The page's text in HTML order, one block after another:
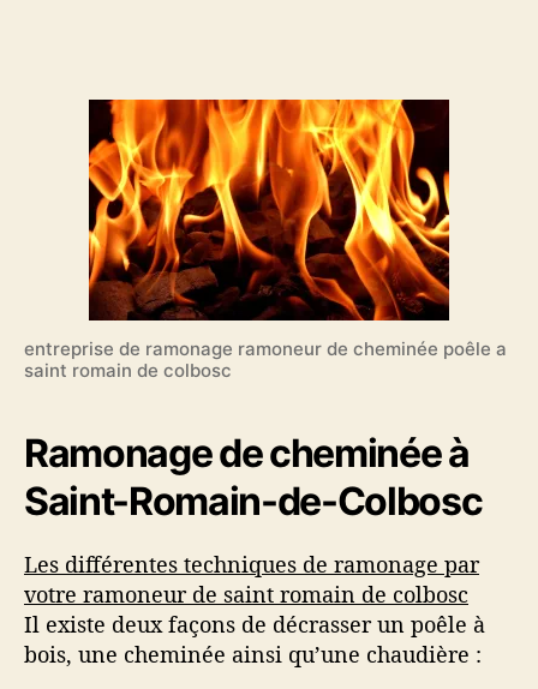
entreprise de ramonage ramoneur de cheminée poêle a
saint romain de colbosc
Ramonage de cheminée à
Saint-Romain-de-Colbosc
Les différentes techniques de ramonage par
votre ramoneur de saint romain de colbosc
Il existe deux façons de décrasser un poêle à
bois, une cheminée ainsi qu’une chaudière :